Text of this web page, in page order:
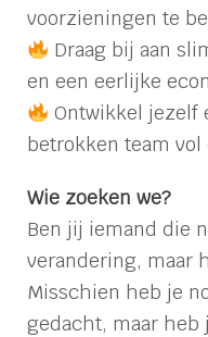
voorzieningen te
Draag bij aan
en een eerlijke
Ontwikkel jezelf
betrokken team vol
Wie zoeken we?
Ben jij iemand die
verandering, maar
Misschien heb je
gedacht, maar heb